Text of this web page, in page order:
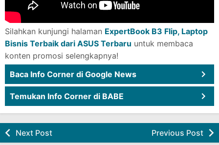
Silahkan kunjungi halaman ExpertBook B3 Flip, Laptop
Bisnis Terbaik dari ASUS Terbaru untuk membaca
konten promosi selengkapnya!
Baca Info Corner di Google News
Temukan Info Corner di BABE
Next Post Previous Post